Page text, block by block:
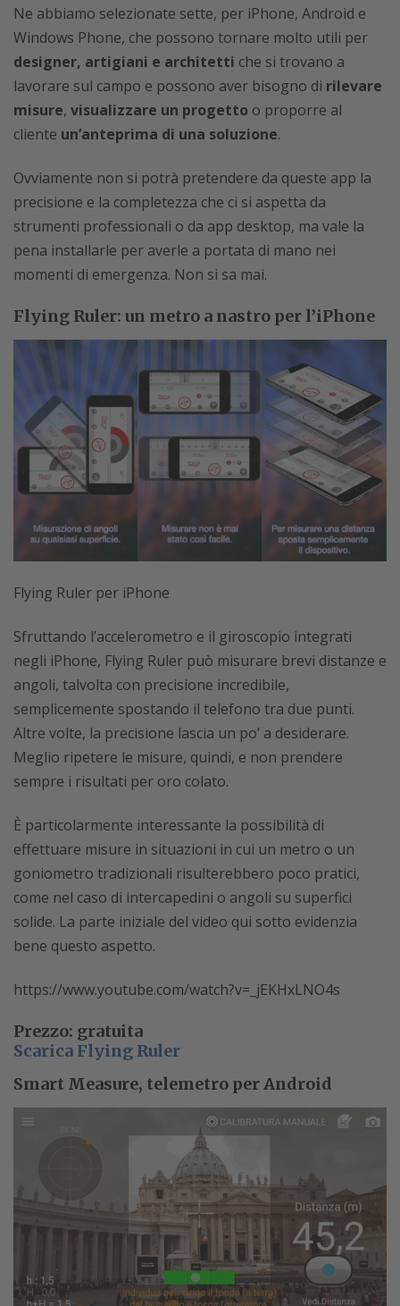
Ne abbiamo selezionate sette, per iPhone, Android e
Windows Phone, che possono tornare molto utili per
designer, artigiani e architetti che si trovano a
lavorare sul campo e possono aver bisogno di rilevare
misure, visualizzare un progetto o proporre al
cliente un’anteprima di una soluzione.
Ovviamente non si potrà pretendere da queste app la
precisione e la completezza che ci si aspetta da
strumenti professionali o da app desktop, ma vale la
pena installarle per averle a portata di mano nei
momenti di emergenza. Non si sa mai.
Flying Ruler: un metro a nastro per l’iPhone
Flying Ruler per iPhone
Sfruttando l’accelerometro e il giroscopio integrati
negli iPhone, Flying Ruler può misurare brevi distanze e
angoli, talvolta con precisione incredibile,
semplicemente spostando il telefono tra due punti.
Altre volte, la precisione lascia un po’ a desiderare.
Meglio ripetere le misure, quindi, e non prendere
sempre i risultati per oro colato.
È particolarmente interessante la possibilità di
effettuare misure in situazioni in cui un metro o un
goniometro tradizionali risulterebbero poco pratici,
come nel caso di intercapedini o angoli su superfici
solide. La parte iniziale del video qui sotto evidenzia
bene questo aspetto.
https://www.youtube.com/watch?v=_jEKHxLNO4s
Prezzo: gratuita
Scarica Flying Ruler
Smart Measure, telemetro per Android